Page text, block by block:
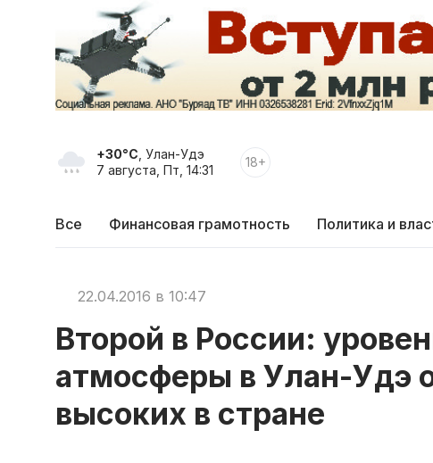
+30°C , Улан-Удэ
7 августа, Пт, 14:31
18+
Все Финансовая грамотность Политика и
22.04.2016 в 10:47
Второй в России:
атмосферы в Улан-Удэ
высоких в стране